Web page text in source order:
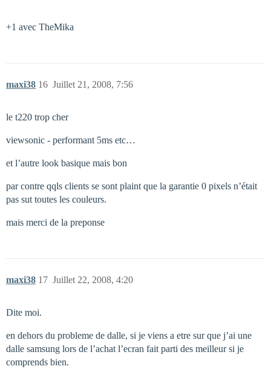
+1 avec TheMika
maxi38 Juillet 21, 2008, 7:56
16
le t220 trop cher
viewsonic - performant 5ms etc…
et l’autre look basique mais bon
par contre qqls clients se sont plaint que la garantie 0 pixels n’était
pas sut toutes les couleurs.
mais merci de la preponse
maxi38 Juillet 22, 2008, 4:20
17
Dite moi.
en dehors du probleme de dalle, si je viens a etre sur que j’ai une
dalle samsung lors de l’achat l’ecran fait parti des meilleur si je
comprends bien.